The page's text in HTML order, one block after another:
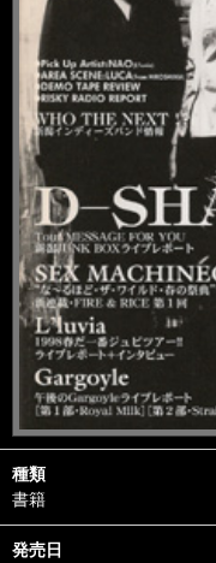
種類
書籍
発売日